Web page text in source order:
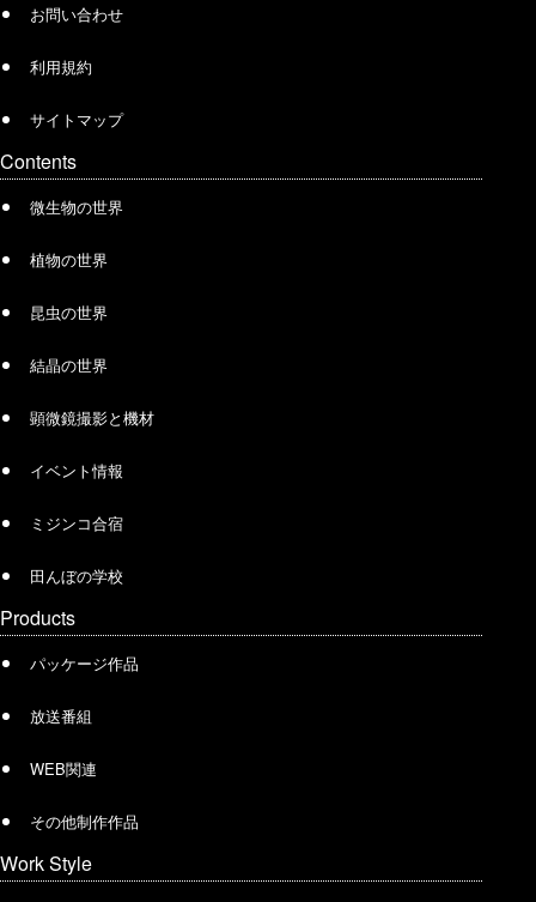
お問い合わせ
利用規約
サイトマップ
Contents
微生物の世界
植物の世界
昆虫の世界
結晶の世界
顕微鏡撮影と機材
イベント情報
ミジンコ合宿
田んぼの学校
Products
パッケージ作品
放送番組
WEB関連
その他制作作品
Work Style